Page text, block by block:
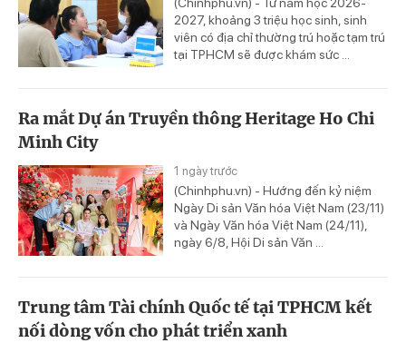
2027, khoảng 3 triệu học sinh, sinh
viên có địa chỉ thường trú hoặc tạm trú
tại TPHCM sẽ được khám sức ...
Ra mắt Dự án Truyền thông Heritage Ho Chi
Minh City
1 ngày trước
(Chinhphu.vn) - Hướng đến kỷ niệm
Ngày Di sản Văn hóa Việt Nam (23/11)
và Ngày Văn hóa Việt Nam (24/11),
ngày 6/8, Hội Di sản Văn ...
Trung tâm Tài chính Quốc tế tại TPHCM kết
nối dòng vốn cho phát triển xanh